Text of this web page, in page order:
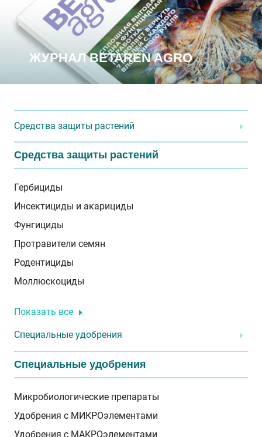
Betaren Agro
ЖУРНАЛ BETAREN AGRO
Средства защиты растений
Средства защиты растений
Гербициды
Инсектициды и акарициды
Фунгициды
Протравители семян
Родентициды
Моллюскоциды
Показать все
Специальные удобрения
Специальные удобрения
Микробиологические препараты
Удобрения с МИКРОэлементами
Удобрения с МАКРОэлементами